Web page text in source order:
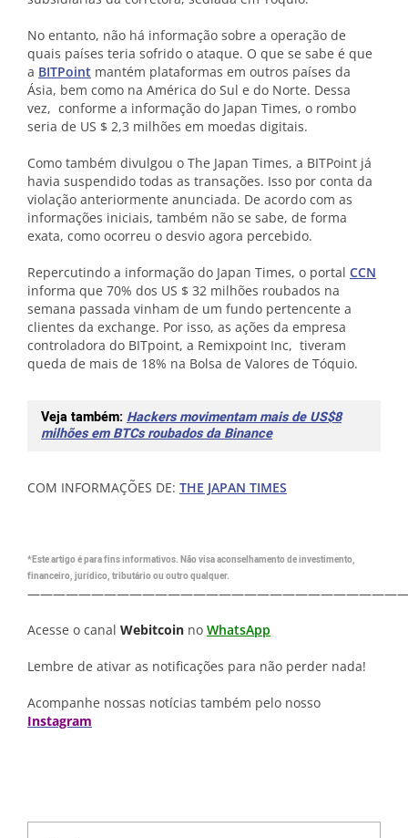
No entanto, não há informação sobre a operação de
quais países teria sofrido o ataque. O que se sabe é que
a BITPoint mantém plataformas em outros países da
Ásia, bem como na América do Sul e do Norte. Dessa
vez, conforme a informação do Japan Times, o rombo
seria de US $ 2,3 milhões em moedas digitais.
Como também divulgou o The Japan Times, a BITPoint já
havia suspendido todas as transações. Isso por conta da
violação anteriormente anunciada. De acordo com as
informações iniciais, também não se sabe, de forma
exata, como ocorreu o desvio agora percebido.
Repercutindo a informação do Japan Times, o portal CCN
informa que 70% dos US $ 32 milhões roubados na
semana passada vinham de um fundo pertencente a
clientes da exchange. Por isso, as ações da empresa
controladora do BITpoint, a Remixpoint Inc, tiveram
queda de mais de 18% na Bolsa de Valores de Tóquio.
Veja também: Hackers movimentam mais de US$8
milhões em BTCs roubados da Binance
COM INFORMAÇÕES DE: THE JAPAN TIMES
*Este artigo é para fins informativos. Não visa aconselhamento de investimento,
financeiro, jurídico, tributário ou outro qualquer.
Acesse o canal Webitcoin no WhatsApp
Lembre de ativar as notificações para não perder nada!
Acompanhe nossas notícias também pelo nosso
Instagram